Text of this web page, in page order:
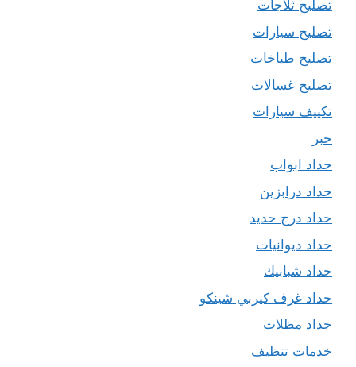
تصليح ثلاجات
تصليح سيارات
تصليح طباخات
تصليح غسالات
تكييف سيارات
حبر
حداد ابواب
حداد درابزين
حداد درج حديد
حداد ديوانيات
حداد شبابيك
حداد غرف كيربي شينكو
حداد مظلات
خدمات تنظيف